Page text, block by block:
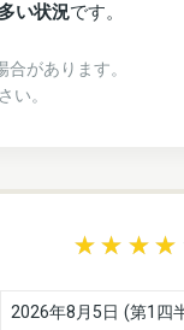
い状況です。
があります。
い。
2026年8月5日 (第1四